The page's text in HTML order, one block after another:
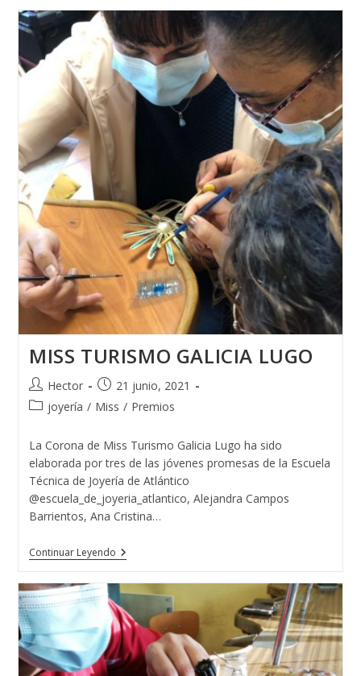
2021
MISS TURISMO GALICIA LUGO
Autor
de
Hector
Publicación
de
21 junio, 2021
Categoría
la
entrada:
joyería / Miss / Premios
La Corona de Miss Turismo Galicia Lugo ha sido
elaborada por tres de las jóvenes promesas de la Escuela
Técnica de Joyería de Atlántico
@escuela_de_joyeria_atlantico, Alejandra Campos
Barrientos, Ana Cristina…
Continuar LeyendoMISS
TURISMO
LUGO